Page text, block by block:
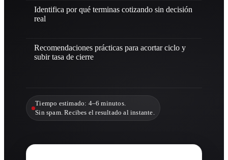
Identifica por qué terminas cotizando sin decisión
real
Recomendaciones prácticas para acortar ciclo y
subir tasa de cierre
Tiempo estimado: 4–6 minutos.
Sin spam. Recibes el resultado al instante.